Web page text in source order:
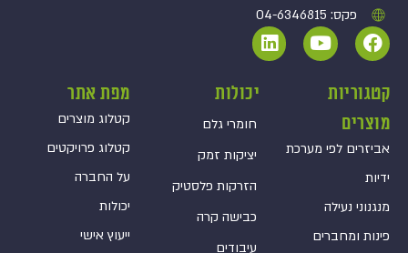
פקס: 04-6346815
קטגוריות
מוצרים
אביזרים לפי מערכת
ידיות
מנגנוני נעילה
פינות ומחברים
יכולות
חומרי גלם
יציקות זמק
הזרקות פלסטיק
כבישה קרה
עיבודים
מפת אתר
קטלוג מוצרים
קטלוג פרויקטים
על החברה
יכולות
ייעוץ אישי